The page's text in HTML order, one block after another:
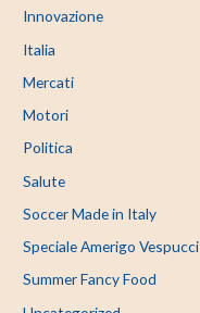
Innovazione
Italia
Mercati
Motori
Politica
Salute
Soccer Made in Italy
Speciale Amerigo Vespucci
Summer Fancy Food